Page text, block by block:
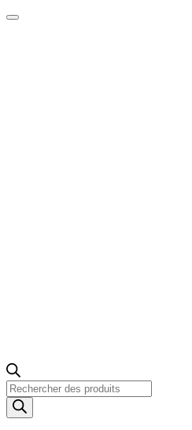
Recherche
de
produits